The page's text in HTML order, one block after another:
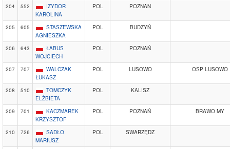
204 552
IZYDOR
KAROLINA
POL POZNAN
205 605
STASZEWSKA
AGNIESZKA
POL BUDZYŃ
206 643
ŁABUS
WOJCIECH
POL POZNAŃ
207 707
WALCZAK
ŁUKASZ
POL LUSOWO OSP LUSOWO
208 510
TOMCZYK
ELŻBIETA
POL KALISZ
209 701
KACZMAREK
KRZYSZTOF
POL POZNAŃ BRAWO MY
210 726
SADŁO
MARIUSZ
POL SWARZĘDZ